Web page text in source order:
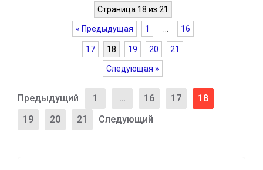
Страница 18 из 21
« Предыдущая 1 16
17 18 19 20 21
Следующая »
Предыдущий 1 … 16 17
18
19
20 21 Следующий